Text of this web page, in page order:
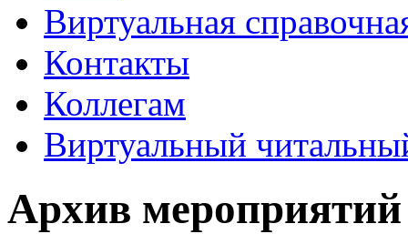
Виртуальная
Контакты
Коллегам
Виртуальный
Архив мероприятий